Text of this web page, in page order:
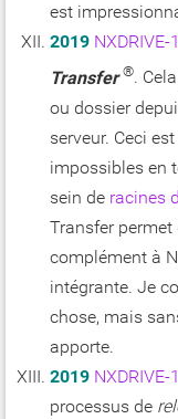
est
2019 NXDRIVE-
Transfer ®.
ou dossier
serveur. Ceci
impossibles en
sein de racines
Transfer
complément à
intégrante. Je
chose, mais
apporte.
2019 NXDRIVE-
processus de